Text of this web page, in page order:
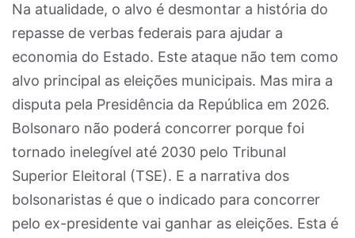
Na atualidade, o alvo é desmontar a história do
repasse de verbas federais para ajudar a
economia do Estado. Este ataque não tem como
alvo principal as eleições municipais. Mas mira a
disputa pela Presidência da República em 2026.
Bolsonaro não poderá concorrer porque foi
tornado inelegível até 2030 pelo Tribunal
Superior Eleitoral (TSE). E a narrativa dos
bolsonaristas é que o indicado para concorrer
pelo ex-presidente vai ganhar as eleições. Esta é